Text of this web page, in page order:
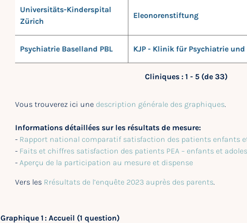
Universitäts-Kinderspital
Zürich
Eleonorenstiftung
Psychiatrie Baselland PBL KJP - Klinik für Psychiatrie
Cliniques : 1 - 5 (de 33)
Vous trouverez ici une description générale des graphiques.
Informations détaillées sur les résultats de mesure:
- Rapport national comparatif satisfaction des patients enfants et
- Faits et chiffres satisfaction des patients PEA – enfants et
- Aperçu de la participation au mesure et dispense
Vers les Rrésultats de l’enquête 2023 auprès des parents.
Graphique 1 : Accueil (1 question)